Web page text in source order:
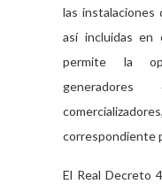
las instalaciones
así incluidas en
permite la
correspondiente
El Real Decreto